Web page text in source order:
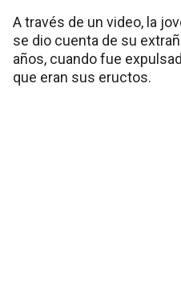
A través de un video, la
se dio cuenta de su
años, cuando fue
que eran sus eructos.